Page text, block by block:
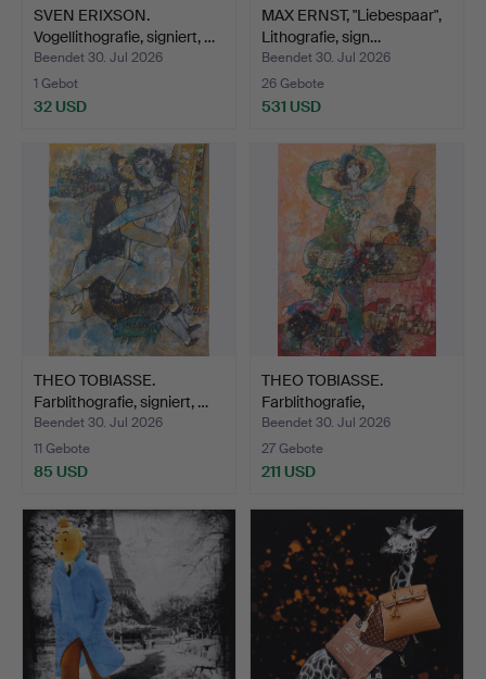
SVEN ERIXSON.
Vogellithografie, signiert, …
Beendet 30. Jul 2026
1 Gebot
32 USD
MAX ERNST, "Liebespaar",
Lithografie, sign…
Beendet 30. Jul 2026
26 Gebote
531 USD
THEO TOBIASSE.
Farblithografie, signiert, …
Beendet 30. Jul 2026
11 Gebote
85 USD
THEO TOBIASSE.
Farblithografie,
Figurensze…
Beendet 30. Jul 2026
27 Gebote
211 USD